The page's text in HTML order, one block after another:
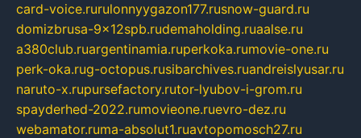
card-voice.rurulonnyygazon177.rusnow-guard.ru
domizbrusa-9x12spb.rudemaholding.ruaalse.ru
a380club.ruargentinamia.ruperkoka.rumovie-one.ru
perk-oka.rug-octopus.rusibarchives.ruandreislyusar.ru
naruto-x.rupursefactory.rutor-lyubov-i-grom.ru
spayderhed-2022.rumovieone.ruevro-dez.ru
webamator.ruma-absolut1.ruavtopomosch27.ru